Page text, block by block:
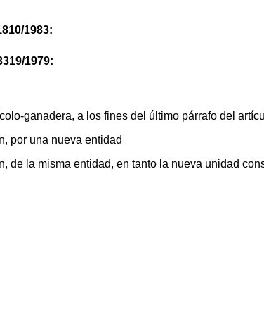
1983:
1979:
ganadera, a los fines del último párrafo del
por una nueva entidad
de la misma entidad, en tanto la nueva unidad